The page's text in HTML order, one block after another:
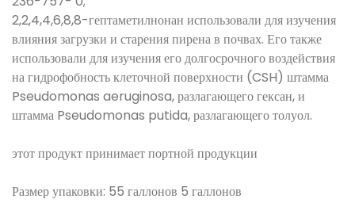
2,2,4,4,6,8,8-гептаметилнонан использовали для изучения
влияния загрузки и старения пирена в почвах. Его также
использовали для изучения его долгосрочного воздействия
на гидрофобность клеточной поверхности (CSH) штамма
Pseudomonas aeruginosa, разлагающего гексан, и
штамма Pseudomonas putida, разлагающего толуол.
этот продукт принимает портной продукции
Размер упаковки: 55 галлонов 5 галлонов